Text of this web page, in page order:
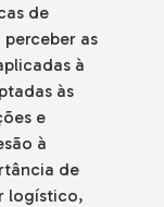
de
as
à
às
e
à
de
logístico,